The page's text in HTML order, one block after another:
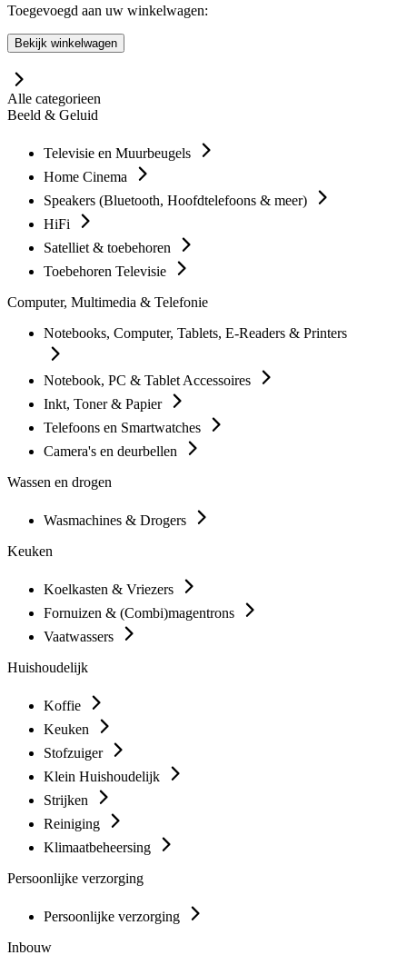
Toegevoegd aan uw winkelwagen:
Bekijk winkelwagen
Alle categorieen
Beeld & Geluid
Televisie en Muurbeugels
Home Cinema
Speakers (Bluetooth, Hoofdtelefoons & meer)
HiFi
Satelliet & toebehoren
Toebehoren Televisie
Computer, Multimedia & Telefonie
Notebooks, Computer, Tablets, E-Readers & Printers
Notebook, PC & Tablet Accessoires
Inkt, Toner & Papier
Telefoons en Smartwatches
Camera's en deurbellen
Wassen en drogen
Wasmachines & Drogers
Keuken
Koelkasten & Vriezers
Fornuizen & (Combi)magentrons
Vaatwassers
Huishoudelijk
Koffie
Keuken
Stofzuiger
Klein Huishoudelijk
Strijken
Reiniging
Klimaatbeheersing
Persoonlijke verzorging
Persoonlijke verzorging
Inbouw